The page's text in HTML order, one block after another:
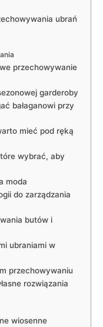
ubrań
przechowywanie
garderoby
bałaganowi przy
mieć pod ‌ręką
wybrać, aby
moda
do zarządzania
butów i
ubraniami w
przechowywaniu
rozwiązania⁢
wiosenne